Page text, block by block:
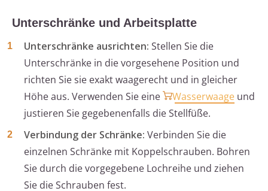
Unterschränke und Arbeitsplatte
Unterschränke ausrichten: Stellen Sie die
Unterschränke in die vorgesehene Position und
richten Sie sie exakt waagerecht und in gleicher
Höhe aus. Verwenden Sie eine
Wasserwaage und
justieren Sie gegebenenfalls die Stellfüße.
Verbindung der Schränke: Verbinden Sie die
einzelnen Schränke mit Koppelschrauben. Bohren
Sie durch die vorgegebene Lochreihe und ziehen
Sie die Schrauben fest.